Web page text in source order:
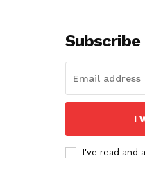
Subscribe
I
I've read and